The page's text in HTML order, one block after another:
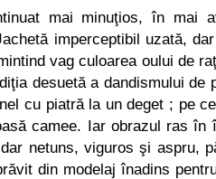
mai minuţios, în mai
imperceptibil uzată,
vag culoarea oului de
desuetă a dandismului de
cu piatră la un deget ; pe
camee. Iar obrazul ras în
netuns, viguros şi aspru,
din modelaj înadins